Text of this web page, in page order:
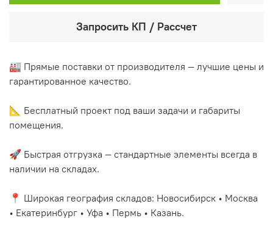
Запросить КП / Рассчет
🏭 Прямые поставки от производителя — лучшие цены и
гарантированное качество.
📐 Бесплатный проект под ваши задачи и габариты
помещения.
🚀 Быстрая отгрузка — стандартные элементы всегда в
наличии на складах.
📍 Широкая география складов: Новосибирск • Москва
• Екатеринбург • Уфа • Пермь • Казань.